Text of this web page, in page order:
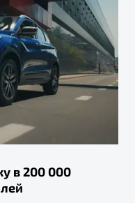
в 200 000